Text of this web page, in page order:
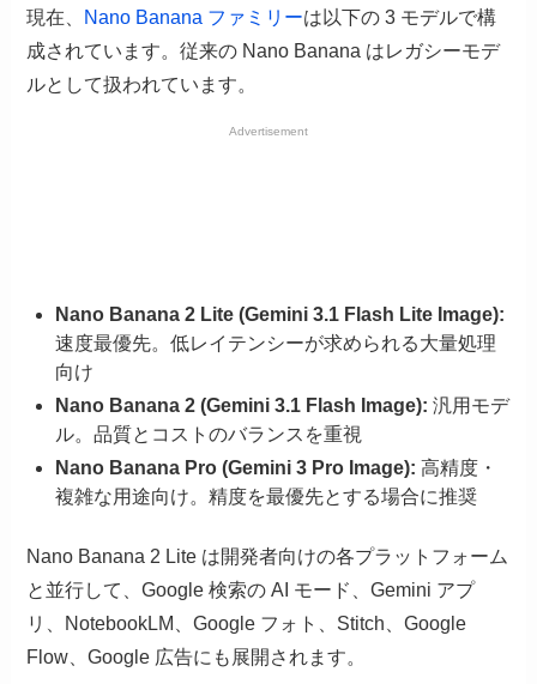
現在、 Nano Banana ファミリーは以下の 3 モデルで構
成されています。従来の Nano Banana はレガシーモデ
ルとして扱われています。
Advertisement
Nano Banana 2 Lite (Gemini 3.1 Flash Lite Image):
速度最優先。低レイテンシーが求められる大量処理
向け
Nano Banana 2 (Gemini 3.1 Flash Image): 汎用モデ
ル。品質とコストのバランスを重視
Nano Banana Pro (Gemini 3 Pro Image): 高精度・
複雑な用途向け。精度を最優先とする場合に推奨
Nano Banana 2 Lite は開発者向けの各プラットフォーム
と並行して、Google 検索の AI モード、Gemini アプ
リ、NotebookLM、Google フォト、Stitch、Google
Flow、Google 広告にも展開されます。